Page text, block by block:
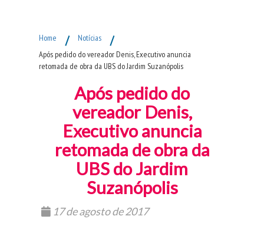
Home / Notícias /
Após pedido do vereador Denis, Executivo anuncia
retomada de obra da UBS do Jardim Suzanópolis
Após pedido do
vereador Denis,
Executivo anuncia
retomada de obra da
UBS do Jardim
Suzanópolis
17 de agosto de 2017